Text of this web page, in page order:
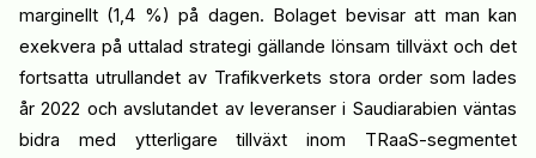
marginellt (1,4 %) på dagen. Bolaget bevisar att man kan
exekvera på uttalad strategi gällande lönsam tillväxt och det
fortsatta utrullandet av Trafikverkets stora order som lades
år 2022 och avslutandet av leveranser i Saudiarabien väntas
bidra med ytterligare tillväxt inom TRaaS-segmentet